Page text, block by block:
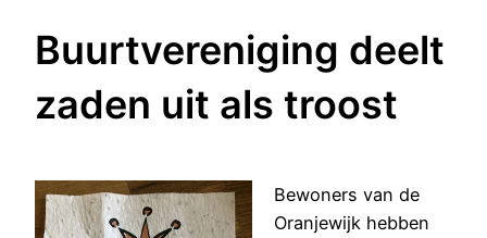
Buurtvereniging deelt
zaden uit als troost
Bewoners van de
Oranjewijk hebben